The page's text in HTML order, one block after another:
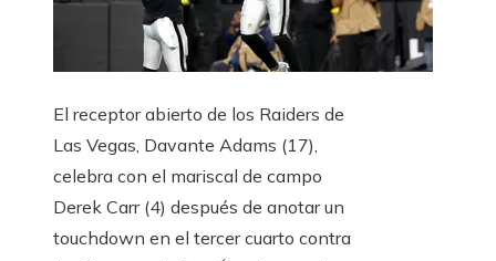
El receptor abierto de los Raiders de
Las Vegas, Davante Adams (17),
celebra con el mariscal de campo
Derek Carr (4) después de anotar un
touchdown en el tercer cuarto contra